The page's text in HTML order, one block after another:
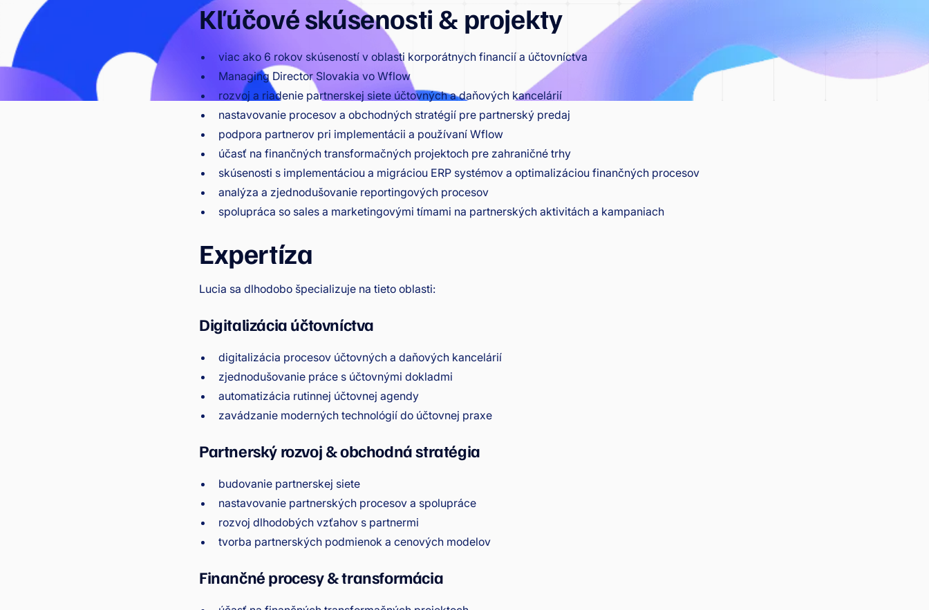
Kľúčové skúsenosti & projekty
viac ako 6 rokov skúseností v oblasti korporátnych financií a účtovníctva
Managing Director Slovakia vo Wflow
rozvoj a riadenie partnerskej siete účtovných a daňových kancelárií
nastavovanie procesov a obchodných stratégií pre partnerský predaj
podpora partnerov pri implementácii a používaní Wflow
účasť na finančných transformačných projektoch pre zahraničné trhy
skúsenosti s implementáciou a migráciou ERP systémov a optimalizáciou finančných procesov
analýza a zjednodušovanie reportingových procesov
spolupráca so sales a marketingovými tímami na partnerských aktivitách a kampaniach
Expertíza
Lucia sa dlhodobo špecializuje na tieto oblasti:
Digitalizácia účtovníctva
digitalizácia procesov účtovných a daňových kancelárií
zjednodušovanie práce s účtovnými dokladmi
automatizácia rutinnej účtovnej agendy
zavádzanie moderných technológií do účtovnej praxe
Partnerský rozvoj & obchodná stratégia
budovanie partnerskej siete
nastavovanie partnerských procesov a spolupráce
rozvoj dlhodobých vzťahov s partnermi
tvorba partnerských podmienok a cenových modelov
Finančné procesy & transformácia